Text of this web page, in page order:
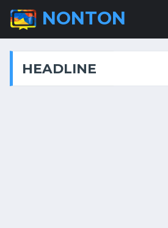
NONTON
HEADLINE